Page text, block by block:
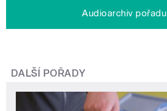
Audioarchiv pořadu
DALŠÍ POŘADY